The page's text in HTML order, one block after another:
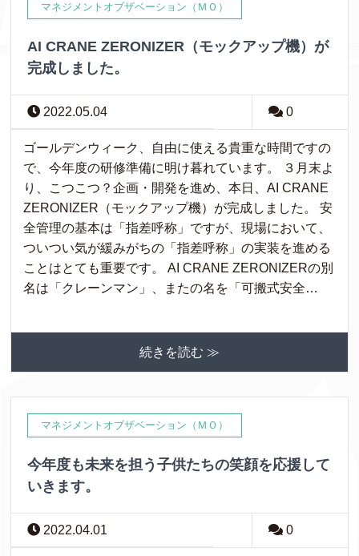
マネジメントオブザベーション（ＭＯ）
AI CRANE ZERONIZER（モックアップ機）が
完成しました。
2022.05.04 0
ゴールデンウィーク、自由に使える貴重な時間ですの
で、今年度の研修準備に明け暮れています。 ３月末よ
り、こつこつ？企画・開発を進め、本日、AI CRANE
ZERONIZER（モックアップ機）が完成しました。 安
全管理の基本は「指差呼称」ですが、現場において、
ついつい気が緩みがちの「指差呼称」の実装を進める
ことはとても重要です。 AI CRANE ZERONIZERの別
名は「クレーンマン」、またの名を「可搬式安全…
続きを読む ≫
マネジメントオブザベーション（ＭＯ）
今年度も未来を担う子供たちの笑顔を応援して
いきます。
2022.04.01 0